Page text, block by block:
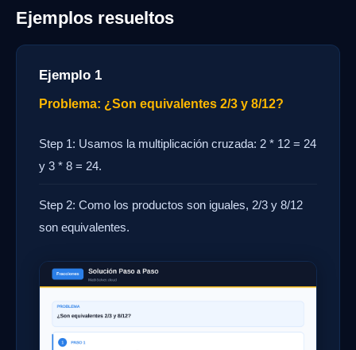
Ejemplos resueltos
Ejemplo 1
Problema: ¿Son equivalentes 2/3 y 8/12?
Step 1: Usamos la multiplicación cruzada: 2 * 12 = 24
y 3 * 8 = 24.
Step 2: Como los productos son iguales, 2/3 y 8/12
son equivalentes.